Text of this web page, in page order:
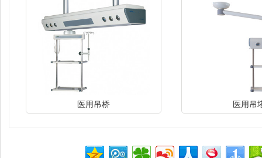
医用吊桥 医用吊